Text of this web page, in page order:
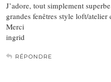
J’adore, tout simplement
grandes fenêtres style loft/atelier
Merci
ingrid
RÉPONDRE